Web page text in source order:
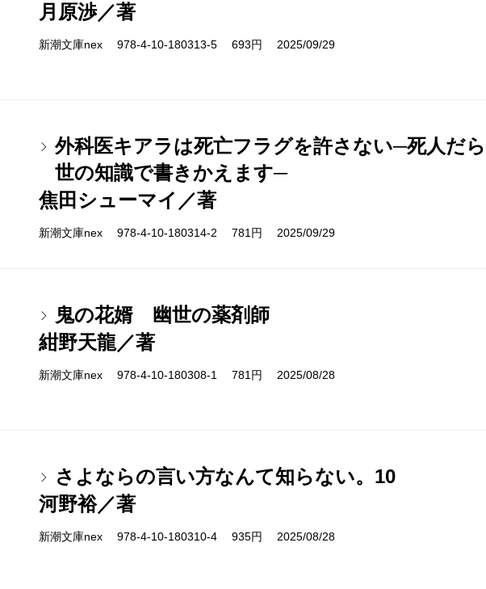
月原渉／著
新潮文庫nex 978-4-10-180313-5 693円 2025/09/29
外科医キアラは死亡フラグを許さない─死人だ
世の知識で書きかえます─
焦田シューマイ／著
新潮文庫nex 978-4-10-180314-2 781円 2025/09/29
鬼の花婿 幽世の薬剤師
紺野天龍／著
新潮文庫nex 978-4-10-180308-1 781円 2025/08/28
さよならの言い方なんて知らない。10
河野裕／著
新潮文庫nex 978-4-10-180310-4 935円 2025/08/28